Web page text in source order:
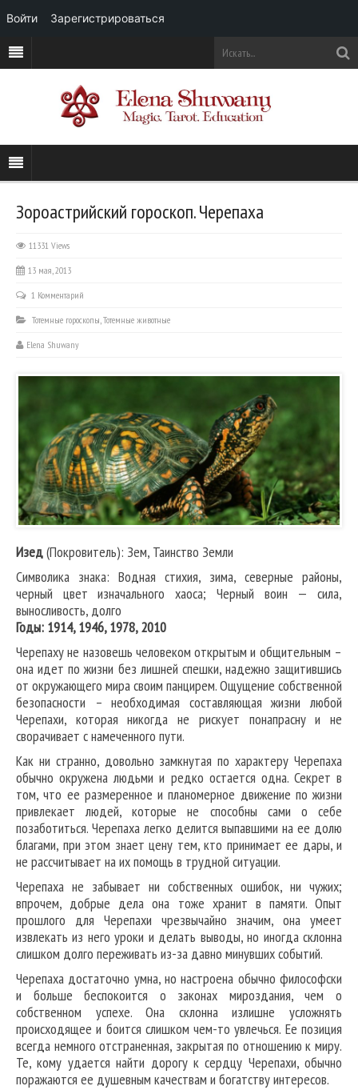
Зороастрийский гороскоп. Черепаха
11331 Views
13 мая, 2013
1 Комментарий
Тотемные гороскопы,Тотемные животные
Elena Shuwany
Изед(Покровитель): Зем, Таинство Земли
Символика знака: Водная стихия, зима, северные районы,
черный цвет изначального хаоса; Черный воин — сила,
выносливость, долго
Годы: 1914, 1946, 1978, 2010
Черепаху не назовешь человеком открытым и общительным –
она идет по жизни без лишней спешки, надежно защитившись
от окружающего мира своим панцирем. Ощущение собственной
безопасности – необходимая составляющая жизни любой
Черепахи, которая никогда не рискует понапрасну и не
сворачивает с намеченного пути.
Как ни странно, довольно замкнутая по характеру Черепаха
обычно окружена людьми и редко остается одна. Секрет в
том, что ее размеренное и планомерное движение по жизни
привлекает людей, которые не способны сами о себе
позаботиться. Черепаха легко делится выпавшими на ее долю
благами, при этом знает цену тем, кто принимает ее дары, и
не рассчитывает на их помощь в трудной ситуации.
Черепаха не забывает ни собственных ошибок, ни чужих;
впрочем, добрые дела она тоже хранит в памяти. Опыт
прошлого для Черепахи чрезвычайно значим, она умеет
извлекать из него уроки и делать выводы, но иногда склонна
слишком долго переживать из-за давно минувших событий.
Черепаха достаточно умна, но настроена обычно философски
и больше беспокоится о законах мироздания, чем о
собственном успехе. Она склонна излишне усложнять
происходящее и боится слишком чем-то увлечься. Ее позиция
всегда немного отстраненная, закрытая по отношению к миру.
Те, кому удается найти дорогу к сердцу Черепахи, обычно
поражаются ее душевным качествам и богатству интересов.
Войти Зарегистрироваться